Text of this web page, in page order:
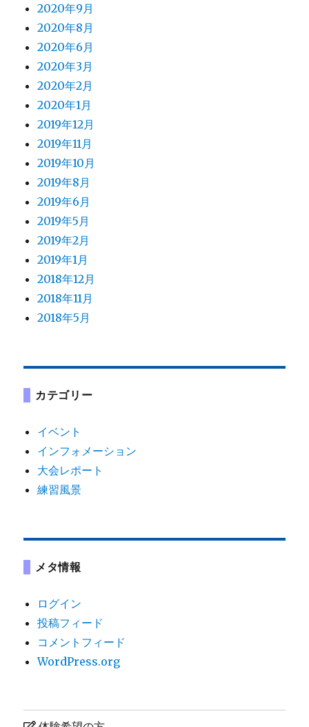
2020年9月
2020年8月
2020年6月
2020年3月
2020年2月
2020年1月
2019年12月
2019年11月
2019年10月
2019年8月
2019年6月
2019年5月
2019年2月
2019年1月
2018年12月
2018年11月
2018年5月
カテゴリー
イベント
インフォメーション
大会レポート
練習風景
メタ情報
ログイン
投稿フィード
コメントフィード
WordPress.org